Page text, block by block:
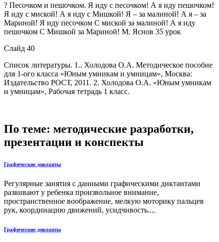
? Песочком и пешочком. Я иду с песочком! А я иду пешочком!
Я иду с миской! А я иду с Мишкой! Я – за малиной! А я – за
Мариной! Я иду песочком С миской за малиной! А я иду
пешочком С Мишкой за Мариной! М. Яснов 35 урок
Слайд 40
Список литературы. 1.. Холодова О.А. Методическое пособие
для 1-ого класса «Юным умникам и умницам», Москва:
Издательство РОСТ, 2011. 2. Холодова О.А. «Юным умникам
и умницам», Рабочая тетрадь 1 класс.
По теме: методические разработки,
презентации и конспекты
Графические диктанты
Регулярные занятия с данными графическими диктантами
развивают у ребенка произвольное внимание,
пространственное воображение, мелкую моторику пальцев
рук, координацию движений, усидчивость....
Графические диктанты